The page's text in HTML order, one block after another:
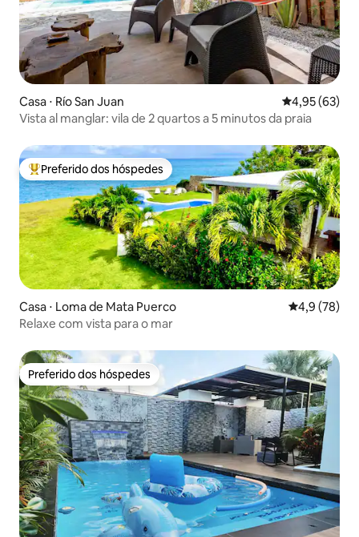
Casa ⋅ Río San Juan 4,95 de uma
4,95 (63)
Vista al manglar: vila de 2 quartos a 5 minutos da praia
Entre os melhores preferidos dos hóspedes
Preferido dos hóspedes
Casa ⋅ Loma de Mata Puerco 4,9 de uma
4,9 (78)
Relaxe com vista para o mar
Preferido dos hóspedes
Preferido dos hóspedes